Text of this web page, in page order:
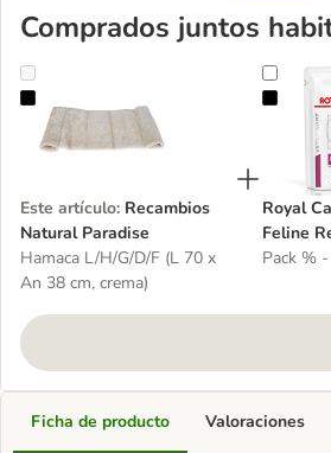
Comprados juntos
Recambios Natural Paradise
Este artículo: Recambios
Natural Paradise
Hamaca L/H/G/D/F (L 70 x
An 38 cm, crema)
Royal
Royal
Feline
sobres
Pack %
Ficha de producto Valoraciones